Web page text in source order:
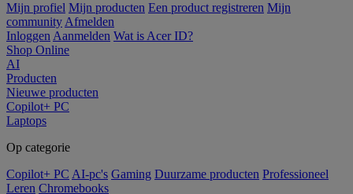
Mijn profiel Mijn producten Een product registreren Mijn
community Afmelden
Inloggen Aanmelden Wat is Acer ID?
Shop Online
AI
Producten
Nieuwe producten
Copilot+ PC
Laptops
Op categorie
Copilot+ PC AI-pc's Gaming Duurzame producten Professioneel
Leren Chromebooks